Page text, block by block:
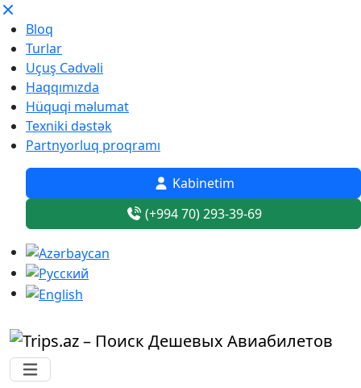
Bloq
Turlar
Uçuş Cədvəli
Haqqımızda
Hüquqi məlumat
Texniki dəstək
Partnyorluq proqramı
Kabinetim
(+994 70) 293-39-69